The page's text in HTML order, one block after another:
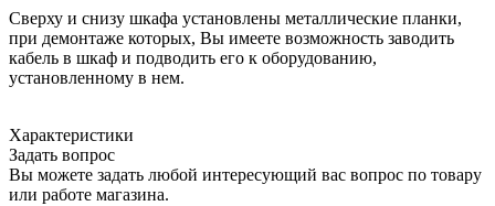
Сверху и снизу шкафа установлены металлические планки,
при демонтаже которых, Вы имеете возможность заводить
кабель в шкаф и подводить его к оборудованию,
установленному в нем.
Характеристики
Задать вопрос
Вы можете задать любой интересующий вас вопрос по товару
или работе магазина.